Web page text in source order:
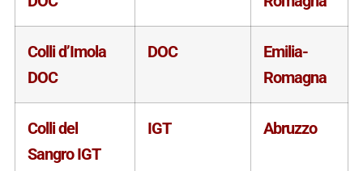
Colli d’Imola
DOC
DOC
Emilia-
Romagna
Colli del
Sangro IGT
IGT Abruzzo